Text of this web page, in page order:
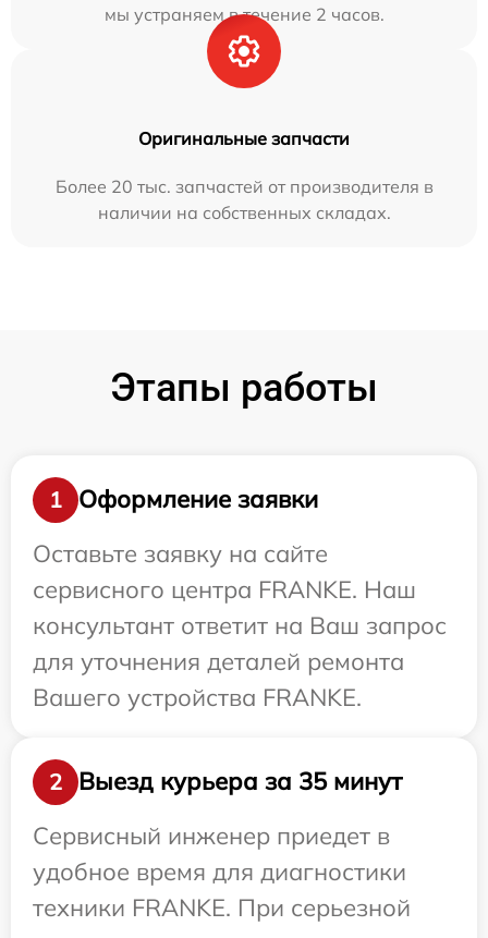
мы устраняем в течение 2 часов.
Оригинальные запчасти
Более 20 тыс. запчастей от производителя в
наличии на собственных складах.
Этапы работы
1
Оформление заявки
Оставьте заявку на сайте
сервисного центра FRANKE. Наш
консультант ответит на Ваш запрос
для уточнения деталей ремонта
Вашего устройства FRANKE.
2
Выезд курьера за 35 минут
Сервисный инженер приедет в
удобное время для диагностики
техники FRANKE. При серьезной